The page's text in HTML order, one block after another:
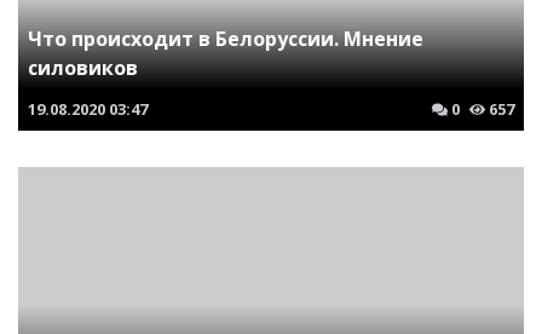
Что происходит в Белоруссии. Мнение
силовиков
19.08.2020 03:47 0 657